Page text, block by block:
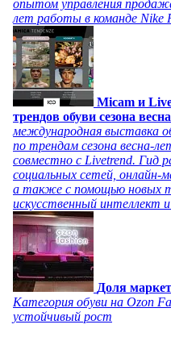
опытом управления
лет работы в команде Nike
Micam и
трендов обуви сезона
международная выставка
по трендам сезона весна-
совместно с Livetrend. Гид
социальных сетей, онлайн-
а также с помощью новых
искусственный интеллект
Доля
Категория обуви на Ozon
устойчивый рост